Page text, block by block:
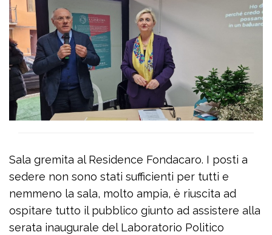
Sala gremita al Residence Fondacaro. I posti a
sedere non sono stati sufficienti per tutti e
nemmeno la sala, molto ampia, è riuscita ad
ospitare tutto il pubblico giunto ad assistere alla
serata inaugurale del Laboratorio Politico